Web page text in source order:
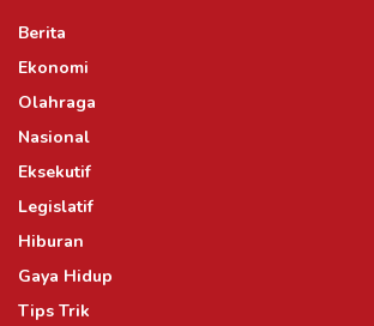
Berita
Ekonomi
Olahraga
Nasional
Eksekutif
Legislatif
Hiburan
Gaya Hidup
Tips Trik